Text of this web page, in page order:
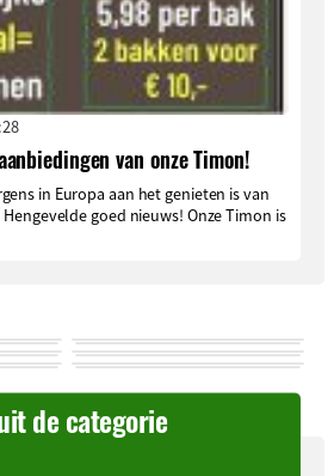
van onze Timon!
in Europa aan het genieten is van
goed nieuws! Onze Timon is
de categorie